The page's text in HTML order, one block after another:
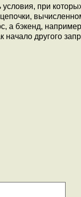
при
а бэкенд,
другого